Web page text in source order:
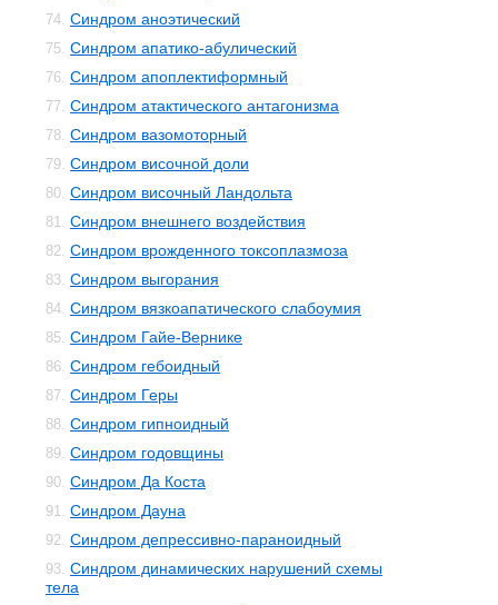
74. Синдром аноэтический
75. Синдром апатико-абулический
76. Синдром апоплектиформный
77. Синдром атактического антагонизма
78. Синдром вазомоторный
79. Синдром височной доли
80. Синдром височный Ландольта
81. Синдром внешнего воздействия
82. Синдром врожденного токсоплазмоза
83. Синдром выгорания
84. Синдром вязкоапатического слабоумия
85. Синдром Гайе-Вернике
86. Синдром гебоидный
87. Синдром Геры
88. Синдром гипноидный
89. Синдром годовщины
90. Синдром Да Коста
91. Синдром Дауна
92. Синдром депрессивно-параноидный
93. Синдром динамических нарушений схемы
тела